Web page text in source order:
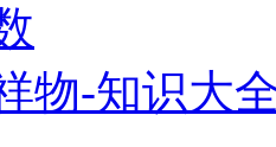
物-知识大